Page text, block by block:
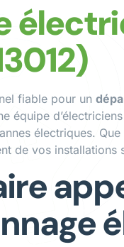
fiable pour un
équipe
électriques.
de vos installations